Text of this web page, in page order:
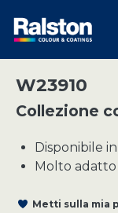
W23910
Collezione
Disponibile
Molto
Metti sulla mia